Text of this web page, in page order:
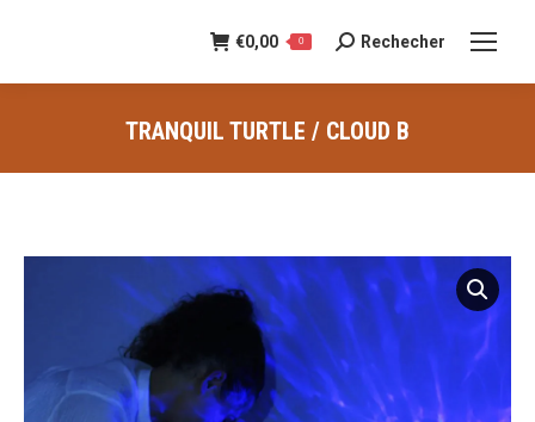
€0,00 0
Recherche
:
Rechecher
TRANQUIL TURTLE / CLOUD B